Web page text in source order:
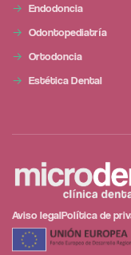
Endodoncia
Odontopediatría
Ortodoncia
Estética Dental
Aviso legalPolítica de